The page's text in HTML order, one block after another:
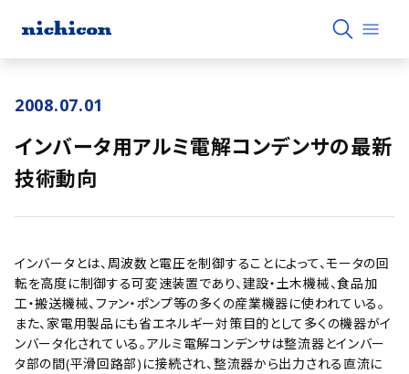
2008.07.01
インバータ用アルミ電解コンデンサの最新
技術動向
インバータとは、周波数と電圧を制御することによって、モータの回
転を高度に制御する可変速装置であり、建設・土木機械、食品加
工・搬送機械、ファン・ポンプ等の多くの産業機器に使われている。
また、家電用製品にも省エネルギー対策目的として多くの機器がイ
ンバータ化されている。アルミ電解コンデンサは整流器とインバー
タ部の間(平滑回路部)に接続され、整流器から出力される直流に